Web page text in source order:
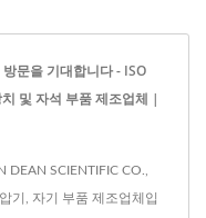
문을 기대합니다 - ISO
및 자석 부품 제조업체 |
SCIENTIFIC CO.,
기, 자기 부품 제조업체입